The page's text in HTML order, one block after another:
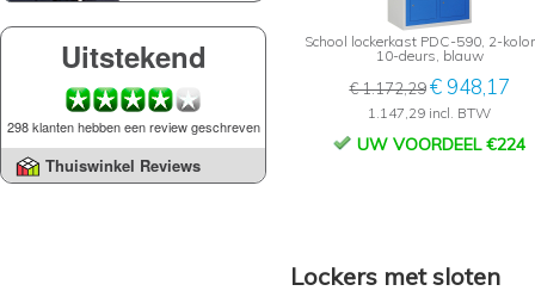
Uitstekend
298 klanten hebben een review geschreven
Thuiswinkel Reviews
School lockerkast PDC-590, 2-
10-deurs, blauw
€ 1.172,29 € 948,17
1.147,29 incl. BTW
UW VOORDEEL €224
Lockers met sloten